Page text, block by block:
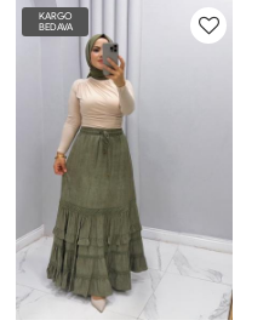
KARGO
BEDAVA